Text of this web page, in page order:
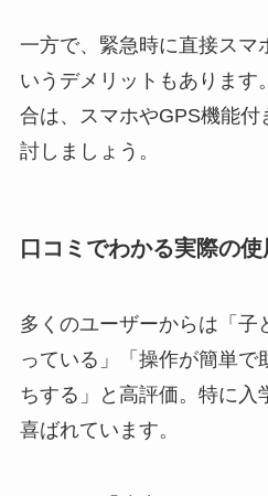
一方で、緊急時に直接スマ
いうデメリットもあります
合は、スマホやGPS機能付
討しましょう。
口コミでわかる実際の
多くのユーザーからは「子
っている」「操作が簡単で
ちする」と高評価。特に入
喜ばれています。